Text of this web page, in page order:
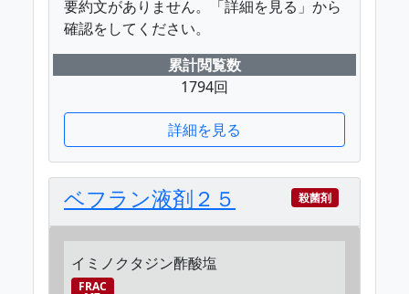
要約文がありません。「詳細を見る」から
確認をしてください。
累計閲覧数
1794回
詳細を見る
ベフラン液剤２５ 殺菌剤
イミノクタジン酢酸塩
FRAC